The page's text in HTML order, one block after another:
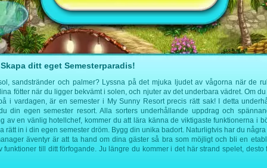
ditt eget Semesterparadis!
sandstränder och palmer? Lyssna på det mjuka ljudet av vågorna när de
fötter när du ligger bekvämt i solen, och njuter av det underbara vädret. Om
i vardagen, är en semester i My Sunny Resort precis rätt sak! I detta
din egen semester resort. Alla sorters underhållande uppdrag och
av en vänlig hotellchef, kommer du att lära känna de viktigaste funktionerna i
rätt in i din egen semester dröm. Bygg din unika badort. Naturligtvis har du
äventyr är att ta hand om dina gäster så bra som möjligt och bli en
funktioner till ditt förfogande. Ju längre du kommer i det här strand spelet, desto